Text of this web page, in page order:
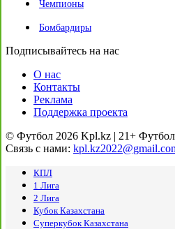
Чемпионы
Бомбардиры
Подписывайтесь на нас
О нас
Контакты
Реклама
Поддержка проекта
© Футбол 2026 Kpl.kz | 21+
Связь с нами:
КПЛ
1 Лига
2 Лига
Кубок Казахстана
Суперкубок Казахстана